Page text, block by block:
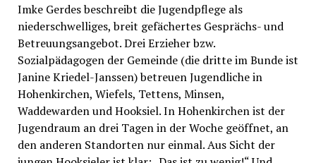
Imke Gerdes beschreibt die Jugendpflege als
niederschwelliges, breit gefächertes Gesprächs- und
Betreuungsangebot. Drei Erzieher bzw.
Sozialpädagogen der Gemeinde (die dritte im Bunde ist
Janine Kriedel-Janssen) betreuen Jugendliche in
Hohenkirchen, Wiefels, Tettens, Minsen,
Waddewarden und Hooksiel. In Hohenkirchen ist der
Jugendraum an drei Tagen in der Woche geöffnet, an
den anderen Standorten nur einmal. Aus Sicht der